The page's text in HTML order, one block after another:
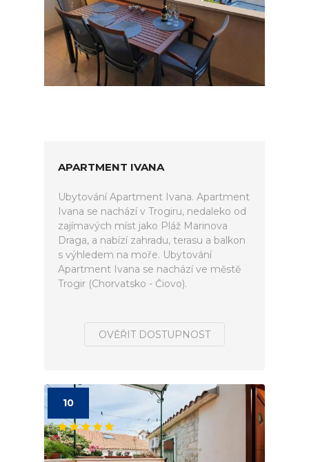
APARTMENT IVANA
Ubytování Apartment Ivana. Apartment
Ivana se nachází v Trogiru, nedaleko od
zajímavých míst jako Pláž Marinova
Draga, a nabízí zahradu, terasu a balkon
s výhledem na moře. Ubytování
Apartment Ivana se nachází ve městě
Trogir (Chorvatsko - Čiovo).
OVĚŘIT DOSTUPNOST
10